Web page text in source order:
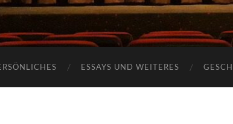
ESSAYS UND WEITERES